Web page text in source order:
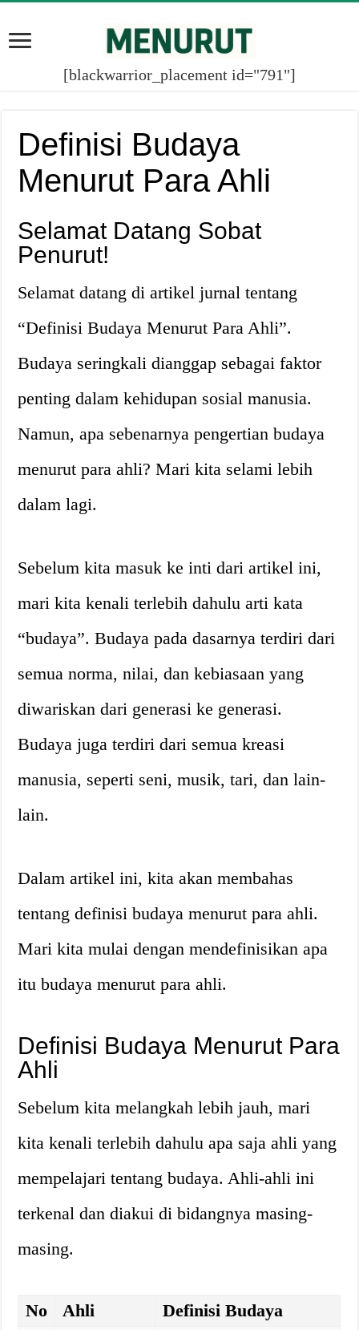
[blackwarrior_placement id="791"]
Definisi Budaya
Menurut Para Ahli
Selamat Datang Sobat
Penurut!
Selamat datang di artikel jurnal tentang
“Definisi Budaya Menurut Para Ahli”.
Budaya seringkali dianggap sebagai faktor
penting dalam kehidupan sosial manusia.
Namun, apa sebenarnya pengertian budaya
menurut para ahli? Mari kita selami lebih
dalam lagi.
Sebelum kita masuk ke inti dari artikel ini,
mari kita kenali terlebih dahulu arti kata
“budaya”. Budaya pada dasarnya terdiri dari
semua norma, nilai, dan kebiasaan yang
diwariskan dari generasi ke generasi.
Budaya juga terdiri dari semua kreasi
manusia, seperti seni, musik, tari, dan lain-
lain.
Dalam artikel ini, kita akan membahas
tentang definisi budaya menurut para ahli.
Mari kita mulai dengan mendefinisikan apa
itu budaya menurut para ahli.
Definisi Budaya Menurut Para
Ahli
Sebelum kita melangkah lebih jauh, mari
kita kenali terlebih dahulu apa saja ahli yang
mempelajari tentang budaya. Ahli-ahli ini
terkenal dan diakui di bidangnya masing-
masing.
No Ahli Definisi Budaya